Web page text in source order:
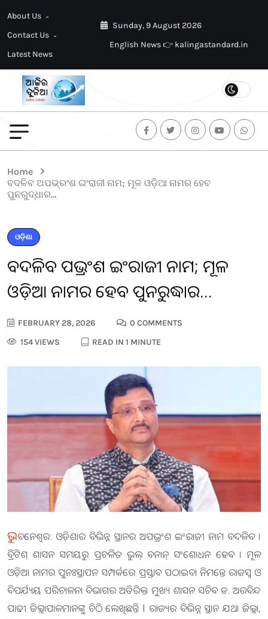
About Us
Contact Us
Latest News
Sunday, 9 August 2026
English News 👉 kalingastandard.in
Home
ବଦଳିବ ଅପଭ୍ରଂଶ ଇଂରାଜୀ ନାମ; ମୂଳ ଓଡ଼ିଆ ନାମର ହେବ
ପୁନରୁଦ୍ଧାର…
ଓଡ଼ିଶା
ବଦଳିବ ଅପଭ୍ରଂଶ ଇଂରାଜୀ ନାମ; ମୂଳ
ଓଡ଼ିଆ ନାମର ହେବ ପୁନରୁଦ୍ଧାର…
FEBRUARY 28, 2026
0 COMMENTS
154 VIEWS
READ IN 1 MINUTE
ଭୁବନେଶ୍ବର: ଓଡ଼ିଶାର ବିଭିନ୍ନ ସ୍ଥାନର ଅପଭ୍ରଂଶ ଇଂରାଜୀ ନାମ ବଦଳିବ ।
ବ୍ରିଟିଶ୍ ଶାସନ ସମୟରୁ ପ୍ରଚଳିତ ଭୁଲ୍ ବନାନ୍ ସଂଶୋଧନ ହେବ । ମୂଳ
ଓଡ଼ିଆ ନାମର ପୁନଃସ୍ଥାପନ ସମ୍ପର୍କରେ ପ୍ରସ୍ତାବ ପଠାଇବା ନିମନ୍ତେ ରାଜସ୍ୱ ଓ
ବିପର୍ଯ୍ୟୟ ପରିଚାଳନା ବିଭାଗର ଅତିରିକ୍ତ ମୁଖ୍ୟ ଶାସନ ସଚିବ ଡ. ଅରବିନ୍ଦ
ପାଢୀ ଜିଲ୍ଲାପାଳମାନଙ୍କୁ ଚିଠି ଲେଖିଛନ୍ତି l ରାଜ୍ୟର ବିଭିନ୍ନ ସ୍ଥାନ ଯଥା ଜିଲ୍ଲା,